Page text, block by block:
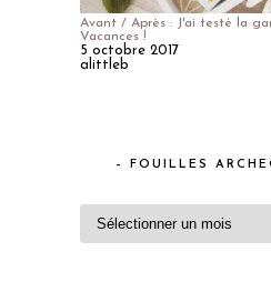
Avant / Après : J'ai testé la
Vacances !
5 octobre 2017
alittleb
– FOUILLES